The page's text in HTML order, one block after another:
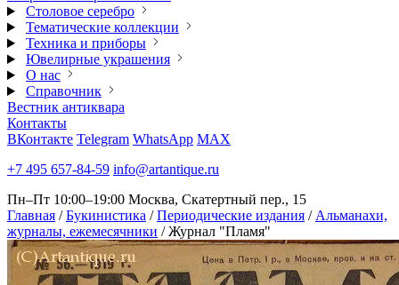
Столовое серебро
Тематические коллекции
Техника и приборы
Ювелирные украшения
О нас
Справочник
Вестник антиквара
Контакты
ВКонтакте Telegram WhatsApp MAX
+7 495 657-84-59 info@artantique.ru
Пн–Пт 10:00–19:00 Москва, Скатертный пер., 15
Главная / Букинистика / Периодические издания / Альманахи,
журналы, ежемесячники / Журнал "Пламя"